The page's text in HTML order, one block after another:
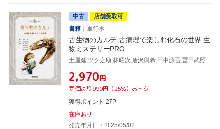
中古
店舗受取可
書籍
単行本
古生物のカルテ 古病理で楽しむ化石の世界 生
物ミステリーPRO
土屋健,ツク之助,林昭次,唐沢與希,田中源吾,冨田武照
¥2,970円
定価より990円（25%）おトク
獲得ポイント 27P
在庫あり
発売年月日：2025/05/02